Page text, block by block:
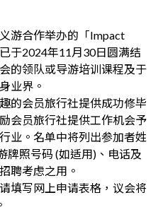
游合作举办的「Impact
于2024年11月30日圆满结
的领队或导游培训课程及于
业界。
的会员旅行社提供成功修毕
会员旅行社提供工作机会予
业。名单中将列出参加者姓
牌照号码 (如适用)、电话及
聘考虑之用。
填写网上申请表格，议会将